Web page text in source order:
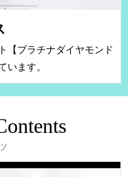
【プラチナダイヤモンド
います。